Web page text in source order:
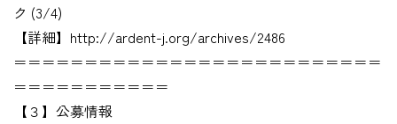
ク (3/4)
【詳細】http://ardent-j.org/archives/2486
＝＝＝＝＝＝＝＝＝＝＝＝＝＝＝＝＝＝＝＝＝＝＝＝＝＝
＝＝＝＝＝＝＝＝＝＝＝
【３】公募情報